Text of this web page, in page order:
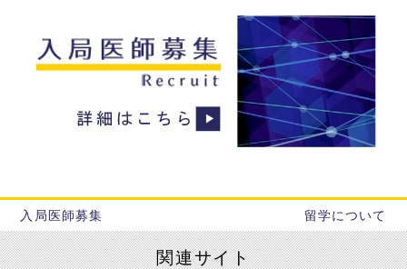
入局医師募集 留学について
関連サイト